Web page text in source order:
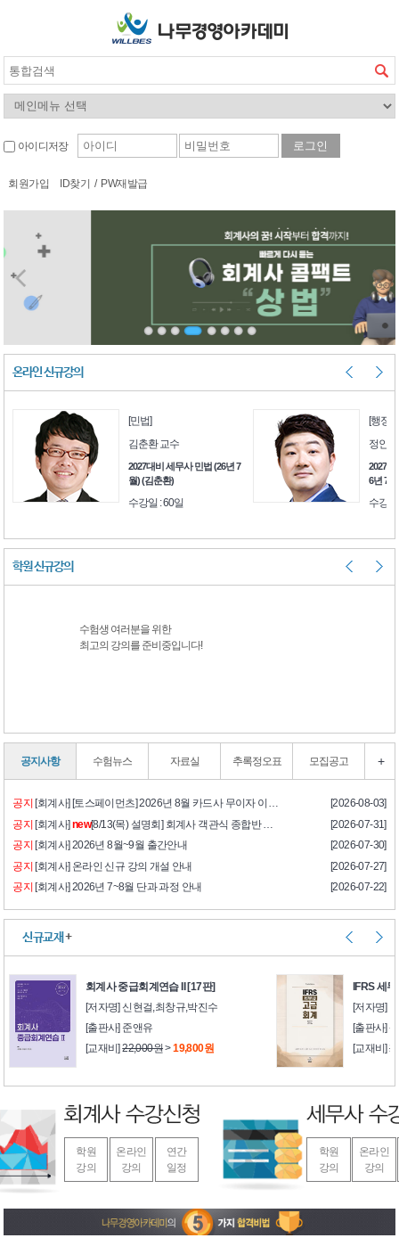
아이디저장
회원가입 ID찾기 / PW재발급
온라인 신규강의
[민법]
김춘환 교수
2027대비 세무사 민법 (26년 7
월) (김춘환)
수강일 : 60일
[행정
정인
2027대
6년 7
수강
학원 신규강의
수험생 여러분을 위한
최고의 강의를 준비중입니다!
공지사항
공지 [회계사] [토스페이먼츠] 2026년 8월 카드사 무이자 이벤트
[2026-08-03]
공지[회계사]new[8/13(목) 설명회] 회계사 객관식 종합반 설명회 안내
[2026-07-31]
공지 [회계사] 2026년 8월~9월 출간안내
[2026-07-30]
공지[회계사] 온라인 신규 강의 개설 안내
[2026-07-27]
공지 [회계사] 2026년 7~8월 단과 과정 안내 [2026-07-22]
+
수험뉴스 자료실 추록정오표 모집공고
신규교재+
회계사 중급회계연습 II [17판]
[저자명] 신현걸,최창규,박진수
[출판사] 준앤유
[교재비]22,000원>19,800원
IFRS 세
[저자명]
[출판사]
[교재비]
학원
강의
온라인
강의
연간
일정
학원
강의
온라인
강의